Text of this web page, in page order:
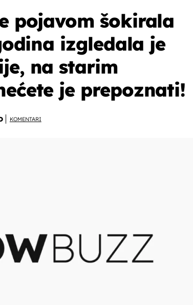
pojavom šokirala
izgledala je
na starim
je prepoznati!
KOMENTARI